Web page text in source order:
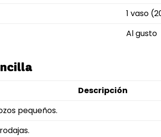
1 vaso
Al gusto
Descripción
pequeños.